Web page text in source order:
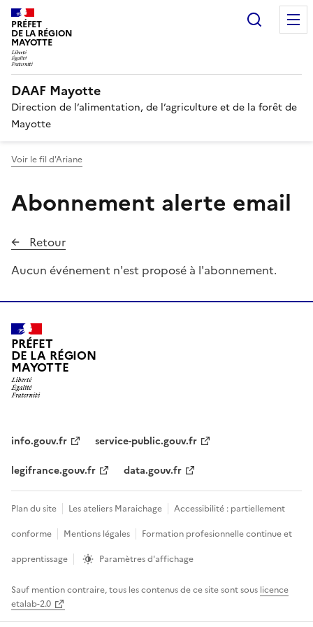
PRÉFET
DE LA RÉGION
MAYOTTE
DAAF Mayotte
Direction de l’alimentation, de l’agriculture et de la forêt de
Mayotte
Voir le fil d'Ariane
Abonnement alerte email
Retour
Aucun événement n'est proposé à l'abonnement.
PRÉFET
DE LA RÉGION
MAYOTTE
info.gouv.fr
service-public.gouv.fr
legifrance.gouv.fr
data.gouv.fr
Plan du site Les ateliers Maraichage
Accessibilité : partiellement
conforme
Mentions légales
Formation profesionnelle continue et
apprentissage
Paramètres d'affichage
Sauf mention contraire, tous les contenus de ce site sont sous licence
etalab-2.0